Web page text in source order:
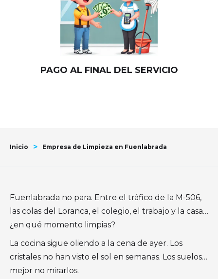
PAGO AL FINAL DEL SERVICIO
Inicio > Empresa de Limpieza en Fuenlabrada
Fuenlabrada no para. Entre el tráfico de la M-506,
las colas del Loranca, el colegio, el trabajo y la casa…
¿en qué momento limpias?
La cocina sigue oliendo a la cena de ayer. Los
cristales no han visto el sol en semanas. Los suelos…
mejor no mirarlos.